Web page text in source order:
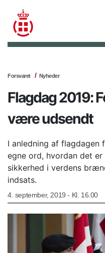
Forsvaret Nyheder
Flagdag 2019:
være udsendt
I anledning af flagdagen
egne ord, hvordan det
sikkerhed i verdens
indsats.
4. september, 2019 - Kl. 16.00